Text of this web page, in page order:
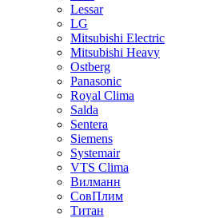
Lessar
LG
Mitsubishi Electric
Mitsubishi Heavy
Ostberg
Panasonic
Royal Clima
Salda
Sentera
Siemens
Systemair
VTS Clima
Вилманн
СовПлим
Титан